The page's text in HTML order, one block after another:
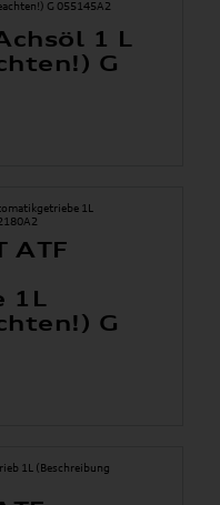
1 L
G
ATF
1L
G